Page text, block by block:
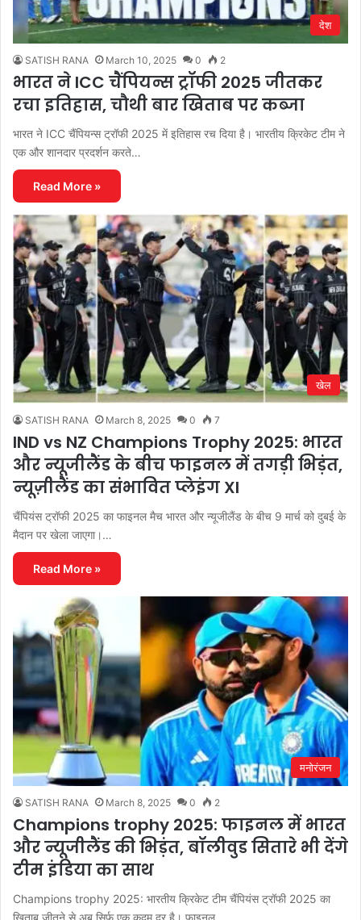
देश
SATISH RANA March 10, 2025 0 2
भारत ने ICC चैंपियन्स ट्रॉफी 2025 जीतकर
रचा इतिहास, चौथी बार खिताब पर कब्जा
भारत ने ICC चैंपियन्स ट्रॉफी 2025 में इतिहास रच दिया है। भारतीय क्रिकेट टीम ने
एक और शानदार प्रदर्शन करते…
Read More »
खेल
SATISH RANA March 8, 2025 0 7
IND vs NZ Champions Trophy 2025: भारत
और न्यूजीलैंड के बीच फाइनल में तगड़ी भिड़ंत,
न्यूज़ीलैंड का संभावित प्लेइंग XI
चैंपियंस ट्रॉफी 2025 का फाइनल मैच भारत और न्यूजीलैंड के बीच 9 मार्च को दुबई के
मैदान पर खेला जाएगा।…
Read More »
मनोरंजन
SATISH RANA March 8, 2025 0 2
Champions trophy 2025: फाइनल में भारत
और न्यूजीलैंड की भिड़ंत, बॉलीवुड सितारे भी देंगे
टीम इंडिया का साथ
Champions trophy 2025: भारतीय क्रिकेट टीम चैंपियंस ट्रॉफी 2025 का
खिताब जीतने से अब सिर्फ एक कदम दूर है। फाइनल…